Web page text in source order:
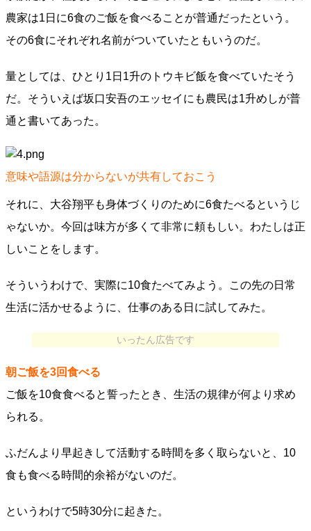
農家は1日に6食のご飯を食べることが普通だったという。
その6食にそれぞれ名前がついていたともいうのだ。
量としては、ひとり1日1升のトウキビ飯を食べていたそう
だ。そういえば坂口安吾のエッセイにも農民は1升めしが普
通と書いてあった。
意味や語源は分からないが共有しておこう
それに、大谷翔平も身体づくりのために6食たべるというじ
ゃないか。今回は味方が多くて非常に頼もしい。わたしは正
しいことをします。
そういうわけで、実際に10食たべてみよう。この先の日常
生活に活かせるように、仕事のある日に試してみた。
いったん広告です
朝ご飯を3回食べる
ご飯を10食食べると誓ったとき、生活の規律が何より求め
られる。
ふだんより早起きして活動する時間を多く取らないと、10
食も食べる時間的余裕がないのだ。
というわけで5時30分に起きた。